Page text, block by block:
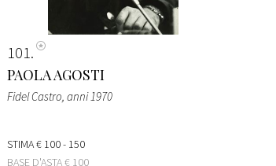
101
PAOLA AGOSTI
Fidel Castro, anni 1970
STIMA€ 100 - 150
BASE D'ASTA€ 100